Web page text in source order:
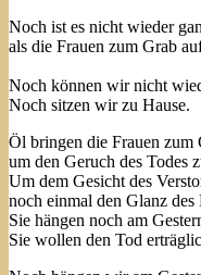
Noch ist es nicht wieder
als die Frauen zum Grab
Noch können wir nicht
Noch sitzen wir zu Hause.
Öl bringen die Frauen zum
um den Geruch des Todes
Um dem Gesicht des
noch einmal den Glanz des
Sie hängen noch am
Sie wollen den Tod